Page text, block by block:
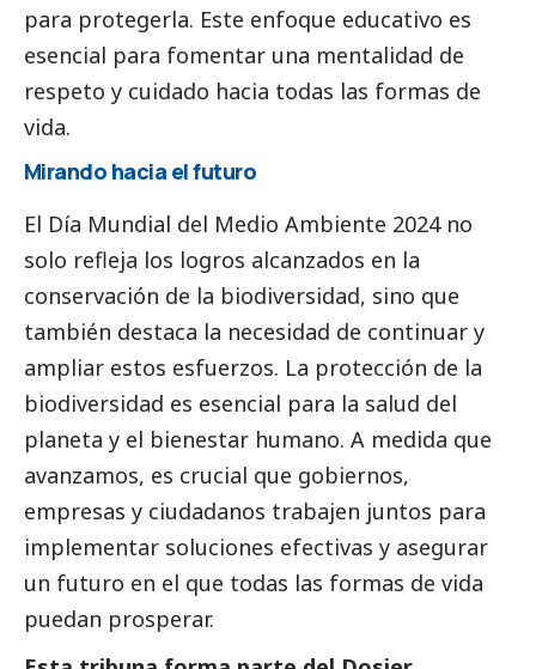
para protegerla. Este enfoque educativo es
esencial para fomentar una mentalidad de
respeto y cuidado hacia todas las formas de
vida.
Mirando hacia el futuro
El Día Mundial del Medio Ambiente 2024 no
solo refleja los logros alcanzados en la
conservación de la biodiversidad, sino que
también destaca la necesidad de continuar y
ampliar estos esfuerzos. La protección de la
biodiversidad es esencial para la salud del
planeta y el bienestar humano. A medida que
avanzamos, es crucial que gobiernos,
empresas y ciudadanos trabajen juntos para
implementar soluciones efectivas y asegurar
un futuro en el que todas las formas de vida
puedan prosperar.